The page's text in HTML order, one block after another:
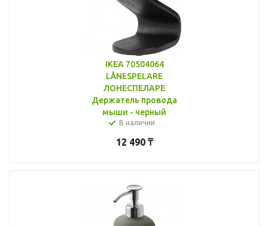
IKEA 70504064
LÅNESPELARE
ЛОНЕСПЕЛАРЕ
Держатель провода
мыши - черный
В наличии
12 490₸